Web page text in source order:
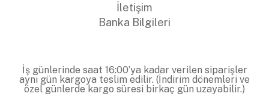
İletişim
Banka Bilgileri
İş günlerinde saat 16:00’ya kadar verilen siparişler
aynı gün kargoya teslim edilir. (İndirim dönemleri ve
özel günlerde kargo süresi birkaç gün uzayabilir.)